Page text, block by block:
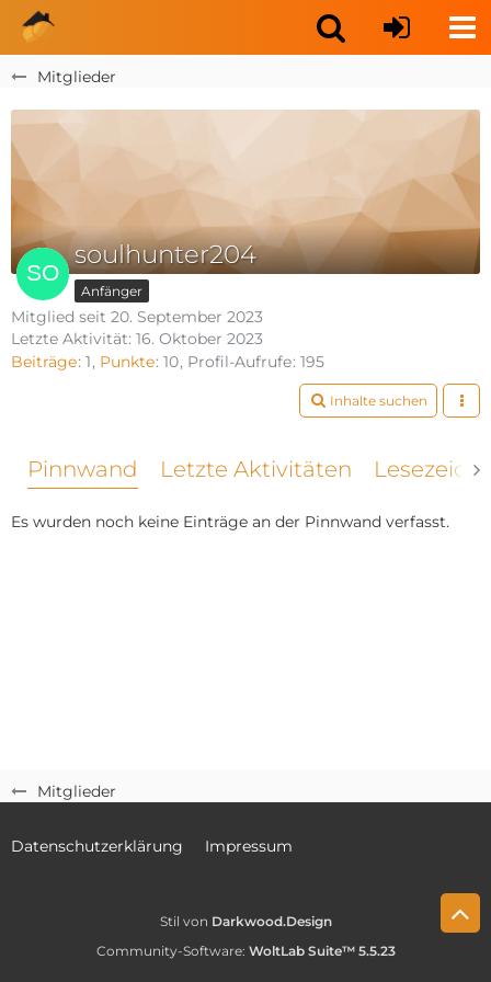
Mitglieder
Mitglieder
soulhunter204
Anfänger
Mitglied seit 20. September 2023
Letzte Aktivität: 16. Oktober 2023
Beiträge 1 Punkte 10 Profil-Aufrufe 195
Inhalte suchen
Pinnwand Letzte Aktivitäten
Es wurden noch keine Einträge an der Pinnwand verfasst.
Datenschutzerklärung Impressum
Stil von Darkwood.Design
Community-Software: WoltLab Suite™ 5.5.23